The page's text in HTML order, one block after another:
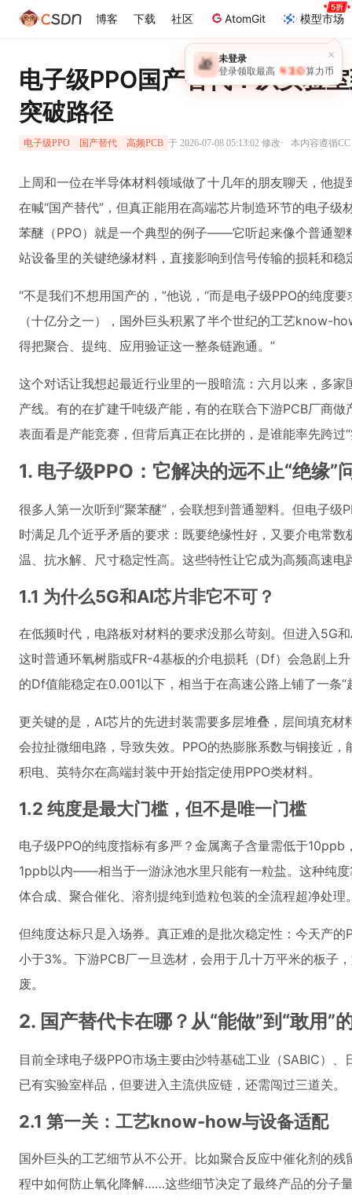
博客 下载 社区 AtomGit 模型市场
×
🎁 未登录
登录领取最高 ￥30 算力币
电子级PPO国产替代：从实验
突破路径
电子级PPO 国产替代 高频PCB 于 2026-07-08 05:13:02 修改· 本内容遵循
上周和一位在半导体材料领域做了十几年的朋友聊天，他
在喊“国产替代”，但真正能用在高端芯片制造环节的电子
苯醚（PPO）就是一个典型的例子——它听起来像个普通塑
站设备里的关键绝缘材料，直接影响到信号传输的损耗和稳
“不是我们不想用国产的，”他说，“而是电子级PPO的纯度
（十亿分之一），国外巨头积累了半个世纪的工艺know-
得把聚合、提纯、应用验证这一整条链跑通。”
这个对话让我想起最近行业里的一股暗流：六月以来，多
产线。有的在扩建千吨级产能，有的在联合下游PCB厂商
表面看是产能竞赛，但背后真正在比拼的，是谁能率先跨过
1. 电子级PPO：它解决的远不止“绝缘”
很多人第一次听到“聚苯醚”，会联想到普通塑料。但电子级
时满足几个近乎矛盾的要求：既要绝缘性好，又要介电常
温、抗水解、尺寸稳定性高。这些特性让它成为高频高速电
1.1 为什么5G和AI芯片非它不可？
在低频时代，电路板对材料的要求没那么苛刻。但进入5G
这时普通环氧树脂或FR-4基板的介电损耗（Df）会急剧上
的Df值能稳定在0.001以下，相当于在高速公路上铺了一条
更关键的是，AI芯片的先进封装需要多层堆叠，层间填充
会拉扯微细电路，导致失效。PPO的热膨胀系数与铜接近
积电、英特尔在高端封装中开始指定使用PPO类材料。
1.2 纯度是最大门槛，但不是唯一门槛
电子级PPO的纯度指标有多严？金属离子含量需低于
1ppb以内——相当于一游泳池水里只能有一粒盐。这种纯
体合成、聚合催化、溶剂提纯到造粒包装的全流程超净处理
但纯度达标只是入场券。真正难的是批次稳定性：今天产
小于3%。下游PCB厂一旦选材，会用于几十万平米的板子
废。
2. 国产替代卡在哪？从“能做”到“敢用”
目前全球电子级PPO市场主要由沙特基础工业（SABIC）
已有实验室样品，但要进入主流供应链，还需闯过三道关。
2.1 第一关：工艺know-how与设备适配
国外巨头的工艺细节从不公开。比如聚合反应中催化剂的
程中如何防止氧化降解……这些细节决定了最终产品的分子